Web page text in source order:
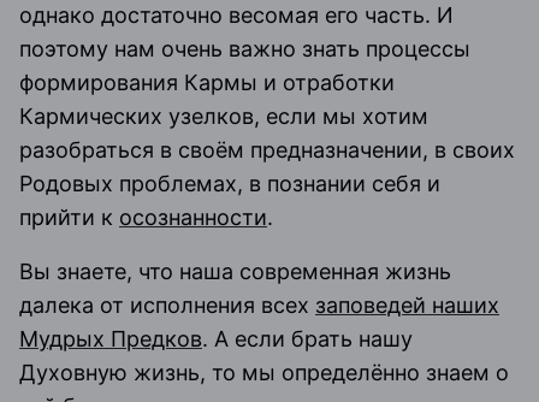
однако достаточно весомая его часть. И
поэтому нам очень важно знать процессы
формирования Кармы и отработки
Кармических узелков, если мы хотим
разобраться в своём предназначении, в своих
Родовых проблемах, в познании себя и
прийти к осознанности.
Вы знаете, что наша современная жизнь
далека от исполнения всех заповедей наших
Мудрых Предков. А если брать нашу
Духовную жизнь, то мы определённо знаем о